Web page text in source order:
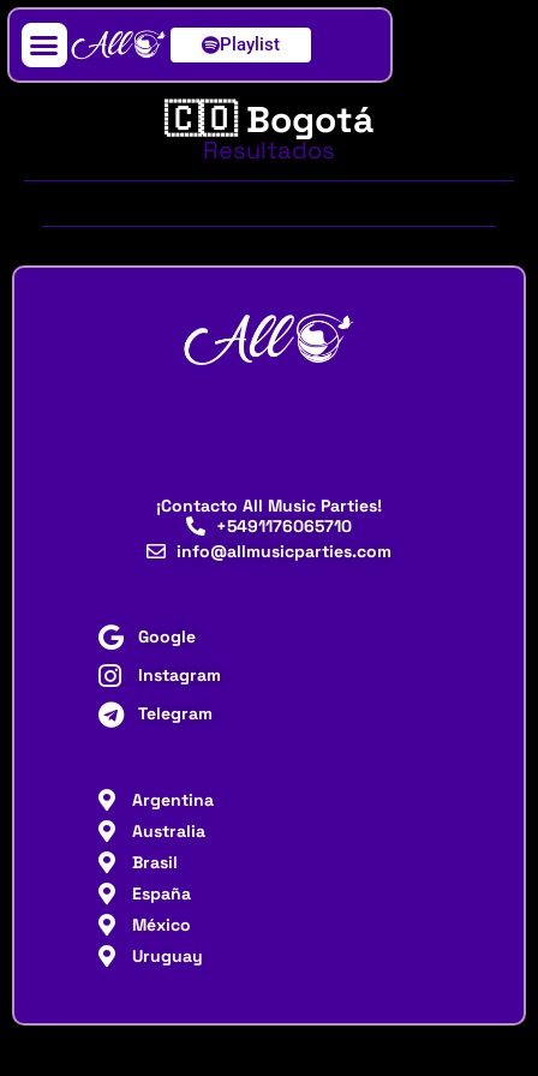
Playlist
🇨🇴 Bogotá
Resultados
¡Contacto All Music Parties!
+5491176065710
info@allmusicparties.com
Google
Instagram
Telegram
Argentina
Australia
Brasil
España
México
Uruguay